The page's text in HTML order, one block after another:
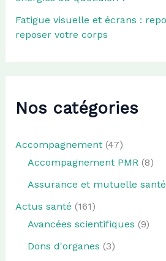
Fatigue visuelle et écrans :
reposer votre corps
Nos catégories
Accompagnement(47)
Accompagnement PMR (8)
Assurance et mutuelle santé
Actus santé (161)
Avancées scientifiques (9)
Dons d'organes (3)